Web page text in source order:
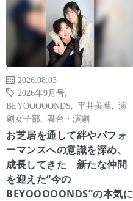
2026.08.03
2026年9月号
BEYOOOOONDS
平井美葉
演
劇女子部
舞台・演劇
お芝居を通して絆やパフォ
ーマンスへの意識を深め、
成長してきた 新たな仲間
を迎えた“今の
BEYOOOOONDS”の本気に